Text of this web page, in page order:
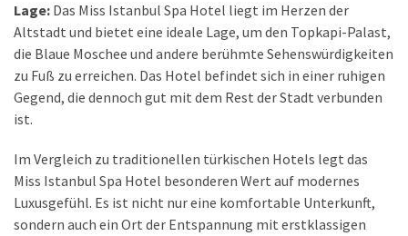
Lage: Das Miss Istanbul Spa Hotel liegt im Herzen der
Altstadt und bietet eine ideale Lage, um den Topkapi-Palast,
die Blaue Moschee und andere berühmte Sehenswürdigkeiten
zu Fuß zu erreichen. Das Hotel befindet sich in einer ruhigen
Gegend, die dennoch gut mit dem Rest der Stadt verbunden
ist.
Im Vergleich zu traditionellen türkischen Hotels legt das
Miss Istanbul Spa Hotel besonderen Wert auf modernes
Luxusgefühl. Es ist nicht nur eine komfortable Unterkunft,
sondern auch ein Ort der Entspannung mit erstklassigen